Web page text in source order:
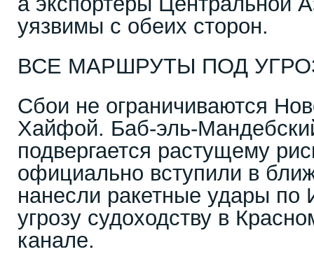
уязвимы с обеих сторон.
ВСЕ МАРШРУТЫ ПОД
Сбои не ограничиваются
Хайфой. Баб-эль-
подвергается растущему
официально вступили в
нанесли ракетные удары по
угрозу судоходству в
канале.